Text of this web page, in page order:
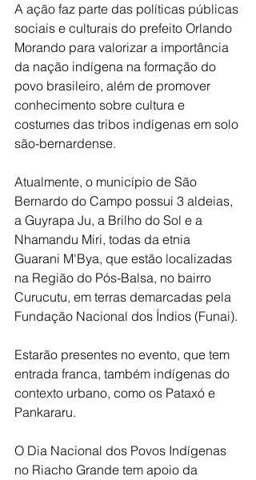
A ação faz parte das políticas públicas
sociais e culturais do prefeito Orlando
Morando para valorizar a importância
da nação indígena na formação do
povo brasileiro, além de promover
conhecimento sobre cultura e
costumes das tribos indígenas em solo
são-bernardense.
Atualmente, o município de São
Bernardo do Campo possui 3 aldeias,
a Guyrapa Ju, a Brilho do Sol e a
Nhamandu Miri, todas da etnia
Guarani M'Bya, que estão localizadas
na Região do Pós-Balsa, no bairro
Curucutu, em terras demarcadas pela
Fundação Nacional dos Índios (Funai).
Estarão presentes no evento, que tem
entrada franca, também indígenas do
contexto urbano, como os Pataxó e
Pankararu.
O Dia Nacional dos Povos Indígenas
no Riacho Grande tem apoio da